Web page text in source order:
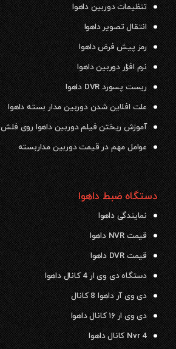
تنظیمات دوربین داهوا
انتقال تصویر داهوا
رمز پیش فرض داهوا
نرم افزار دوربین داهوا
ریست پسورد DVR داهوا
علت افلاین شدن دوربین مدار بسته داهوا
آموزش ریختن فیلم دوربین داهوا روی فلش
عوامل مهم در قیمت دوربین مداربسته
دستگاه ضبط داهوا
نمایندگی داهوا
قیمت NVR داهوا
قیمت DVR داهوا
دستگاه دی وی ار 4 کانال داهوا
دی وی آر داهوا 8 کانال
دی وی ار ۱۶ کانال داهوا
Nvr 4 کانال داهوا